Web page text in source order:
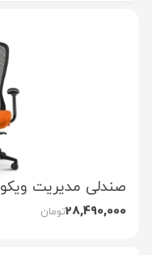
صندلی مدیریت ویکو MV650FK داتیس
28,490,000تومان